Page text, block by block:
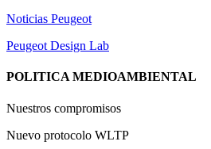
Noticias Peugeot
Peugeot Design Lab
POLITICA MEDIOAMBIENTAL
Nuestros compromisos
Nuevo protocolo WLTP